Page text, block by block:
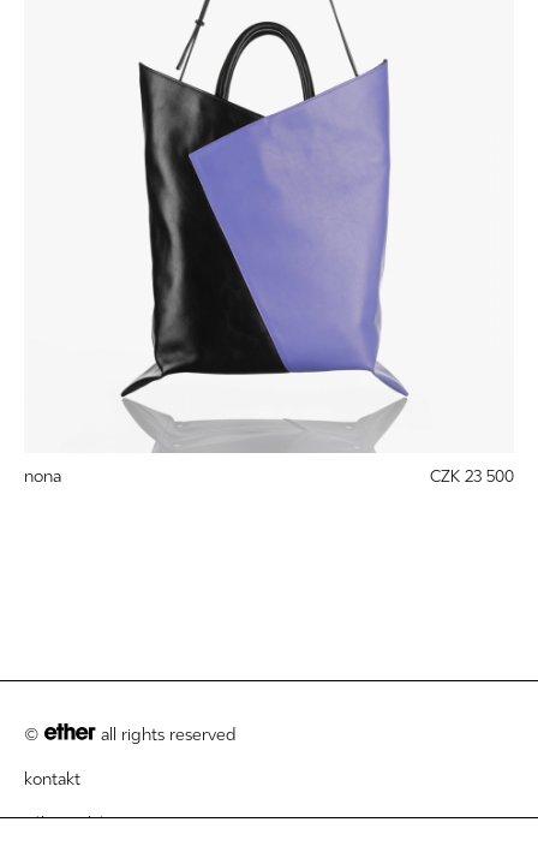
nona CZK 23 500
© all rights reserved
kontakt
zákaznický servis